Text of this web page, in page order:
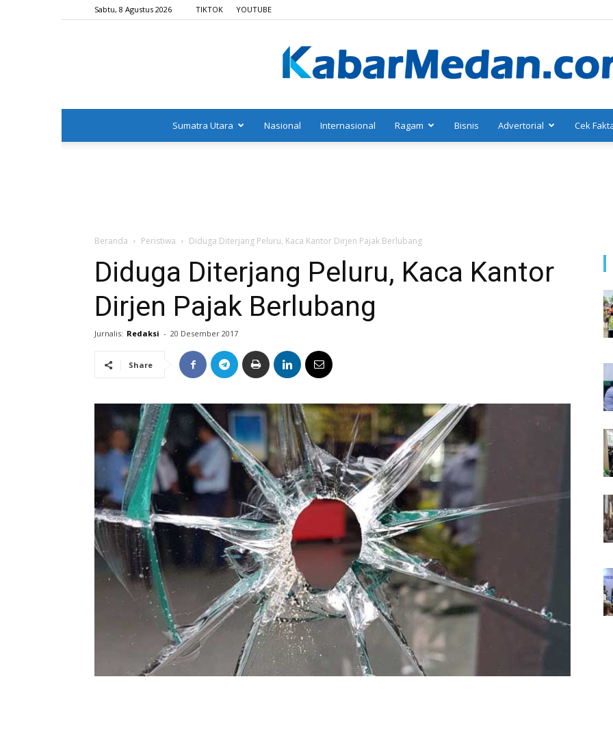
Sabtu, 8 Agustus 2026 TIKTOK YOUTUBE
Sumatra Utara Nasional Internasional Ragam Bisnis Advertorial Cek
Beranda Peristiwa Diduga Diterjang Peluru, Kaca Kantor Dirjen Pajak Berlubang
Diduga Diterjang Peluru, Kaca Kantor
Dirjen Pajak Berlubang
Jurnalis: Redaksi - 20 Desember 2017
Share